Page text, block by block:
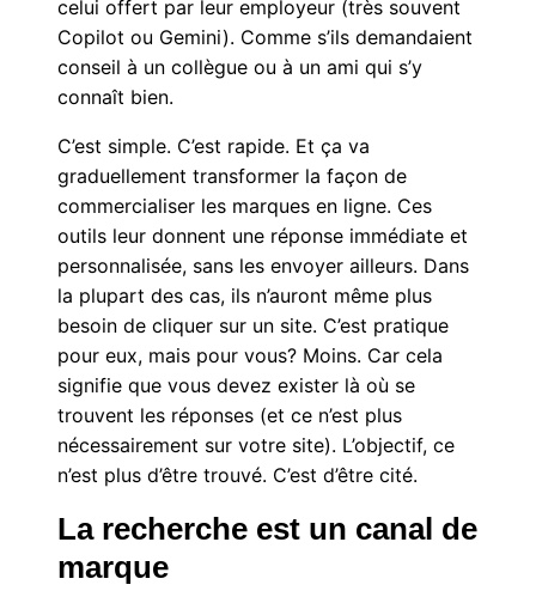
celui offert par leur employeur (très souvent
Copilot ou Gemini). Comme s’ils demandaient
conseil à un collègue ou à un ami qui s’y
connaît bien.
C’est simple. C’est rapide. Et ça va
graduellement transformer la façon de
commercialiser les marques en ligne. Ces
outils leur donnent une réponse immédiate et
personnalisée, sans les envoyer ailleurs. Dans
la plupart des cas, ils n’auront même plus
besoin de cliquer sur un site. C’est pratique
pour eux, mais pour vous? Moins. Car cela
signifie que vous devez exister là où se
trouvent les réponses (et ce n’est plus
nécessairement sur votre site). L’objectif, ce
n’est plus d’être trouvé. C’est d’être cité.
La recherche est un canal de
marque